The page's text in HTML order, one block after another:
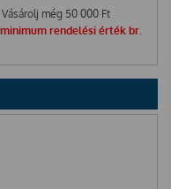
még 50 000 Ft
minimum rendelési érték br.